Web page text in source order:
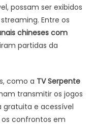
possam ser exibidos
Entre os
chineses com
partidas da
como a TV Serpente
transmitir os jogos
e acessível
confrontos em